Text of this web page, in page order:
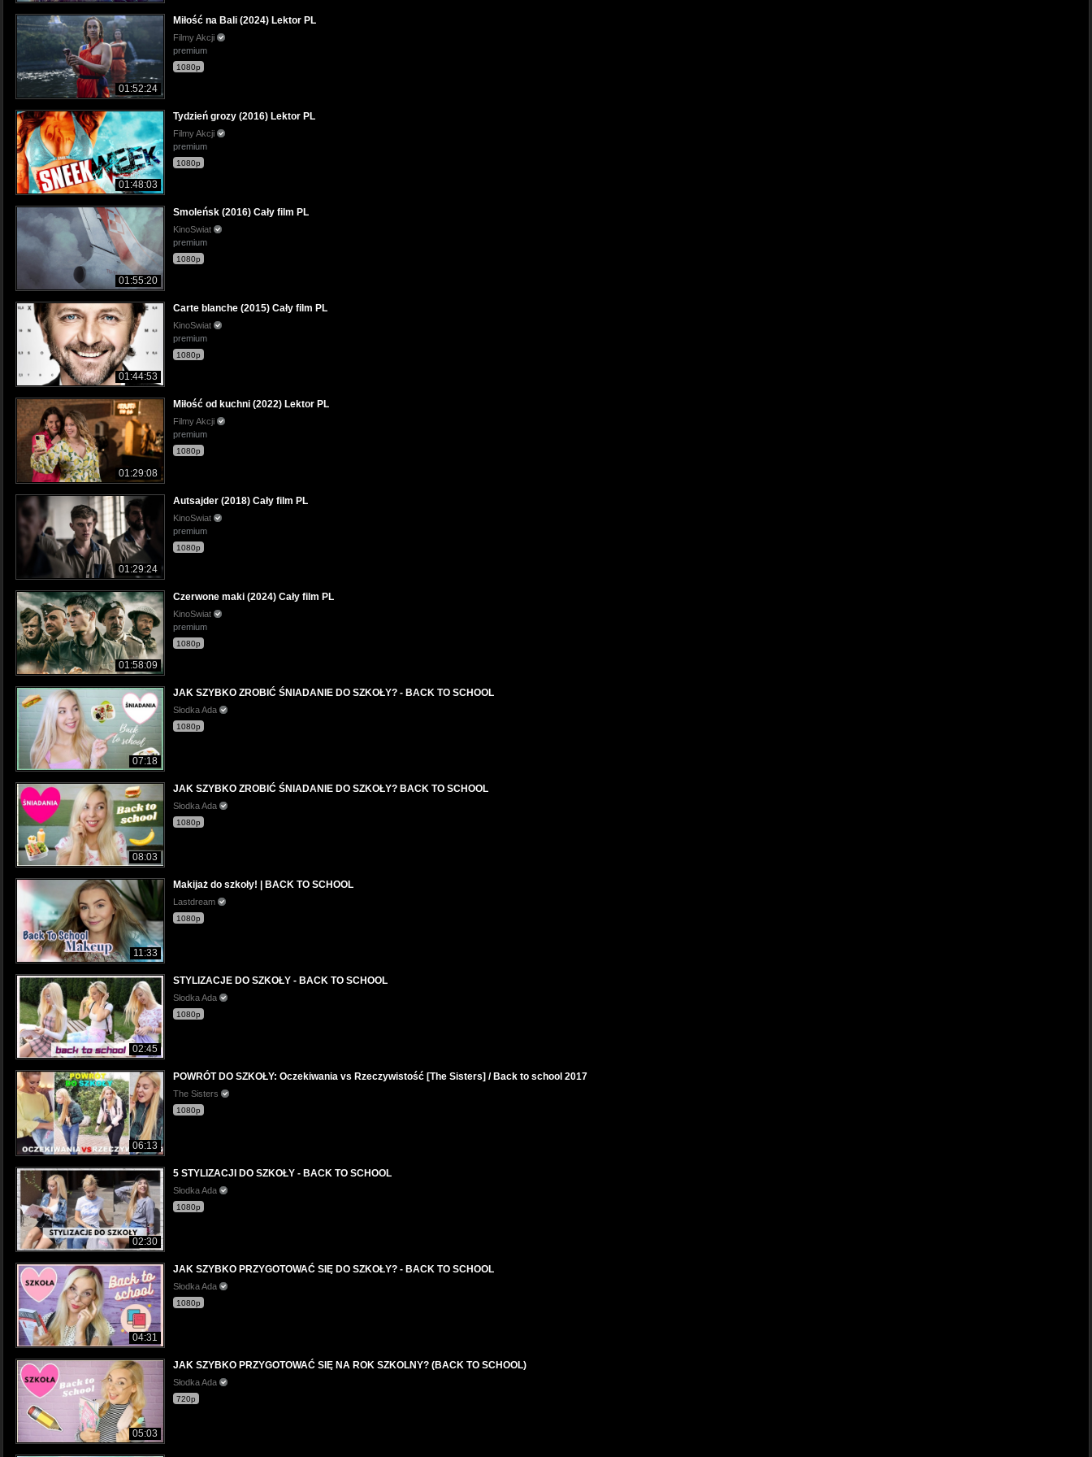
01:52:24
Miłość na Bali (2024) Lektor PL
Filmy Akcji
premium
1080p
01:48:03
Tydzień grozy (2016) Lektor PL
Filmy Akcji
premium
1080p
01:55:20
Smoleńsk (2016) Cały film PL
KinoSwiat
premium
1080p
01:44:53
Carte blanche (2015) Cały film PL
KinoSwiat
premium
1080p
01:29:08
Miłość od kuchni (2022) Lektor PL
Filmy Akcji
premium
1080p
01:29:24
Autsajder (2018) Cały film PL
KinoSwiat
premium
1080p
01:58:09
Czerwone maki (2024) Cały film PL
KinoSwiat
premium
1080p
07:18
JAK SZYBKO ZROBIĆ ŚNIADANIE DO SZKOŁY? - BACK TO SCHOOL
Słodka Ada
1080p
08:03
JAK SZYBKO ZROBIĆ ŚNIADANIE DO SZKOŁY? BACK TO SCHOOL
Słodka Ada
1080p
11:33
Makijaż do szkoły! | BACK TO SCHOOL
Lastdream
1080p
02:45
STYLIZACJE DO SZKOŁY - BACK TO SCHOOL
Słodka Ada
1080p
06:13
POWRÓT DO SZKOŁY: Oczekiwania vs Rzeczywistość [The Sisters] / Back to school 2017
The Sisters
1080p
02:30
5 STYLIZACJI DO SZKOŁY - BACK TO SCHOOL
Słodka Ada
1080p
04:31
JAK SZYBKO PRZYGOTOWAĆ SIĘ DO SZKOŁY? - BACK TO SCHOOL
Słodka Ada
1080p
05:03
JAK SZYBKO PRZYGOTOWAĆ SIĘ NA ROK SZKOLNY? (BACK TO SCHOOL)
Słodka Ada
720p